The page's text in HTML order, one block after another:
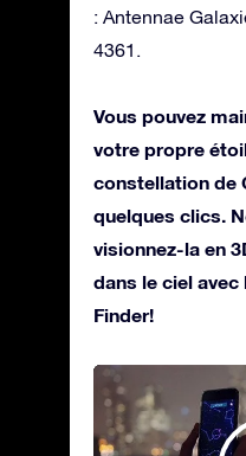
: Antennae
4361.
Vous pouvez
votre propre
constellation de
quelques clics.
visionnez-la en
dans le ciel avec
Finder!